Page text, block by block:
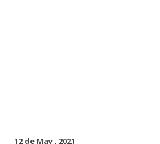
12 de May , 2021